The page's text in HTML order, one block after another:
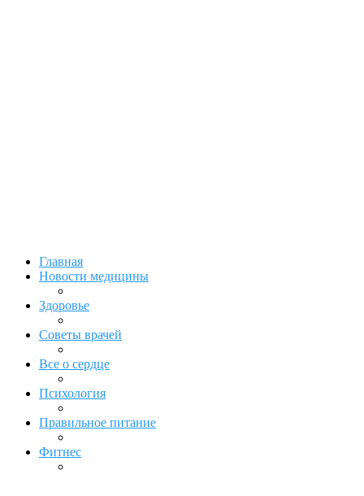
Главная
Новости медицины
Здоровье
Советы врачей
Все о сердце
Психология
Правильное питание
Фитнес